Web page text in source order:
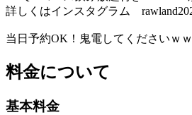
詳しくはインスタグラム
当日予約OK！鬼電してくださいｗ
料金について
基本料金